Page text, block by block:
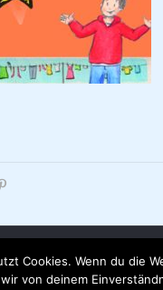
|Impressum |
Partnerbuchhandlungen
Cookies. Wenn du die
von deinem